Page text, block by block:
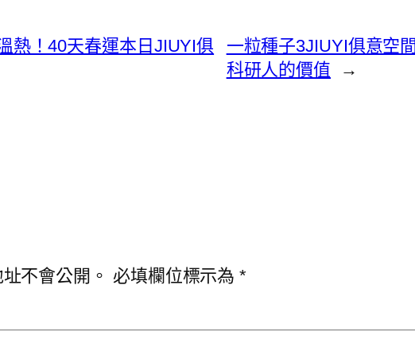
熱！40天春運本日JIUYI俱
一粒種子3JIUYI俱意空
科研人的價值
→
不會公開。 必填欄位標示為*